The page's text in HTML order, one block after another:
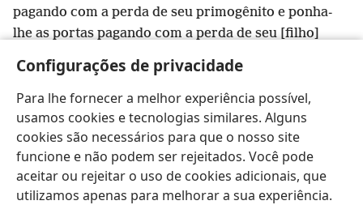
Configurações de privacidade
Para lhe fornecer a melhor experiência possível,
usamos cookies e tecnologias similares. Alguns
cookies são necessários para que o nosso site
funcione e não podem ser rejeitados. Você pode
aceitar ou rejeitar o uso de cookies adicionais, que
utilizamos apenas para melhorar a sua experiência.
pagando com a perda de seu primogênito e ponha-
lhe as portas pagando com a perda de seu [filho]
27 Jeová, pois, mostrou estar com Josué,
fama veio a ser [conhecida] em toda a terra.+
Português (Brasil) Compartilhar Preferências